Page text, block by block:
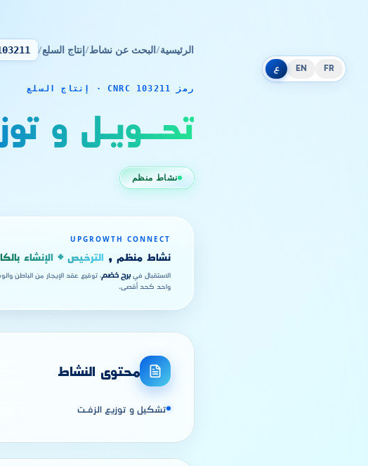
FR
EN ع
الرئيسية/البحث عن نشاط/إنتاج السلع/
رمز CNRC 103211 · إنتاج السلع
تحــويـل و
نشاط منظم
UPGROWTH CONNECT
نشاط منظم , الترخيص + الإنشاء
الاستقبال فيبرج خضم، توقيع عقد الإيجار من الباطن
واحد كحد أقصى.
محتوى النشاط
تشكيل و توزيع الزفـت